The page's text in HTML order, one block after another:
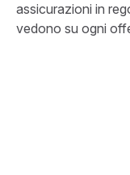
assicurazioni in
vedono su ogni